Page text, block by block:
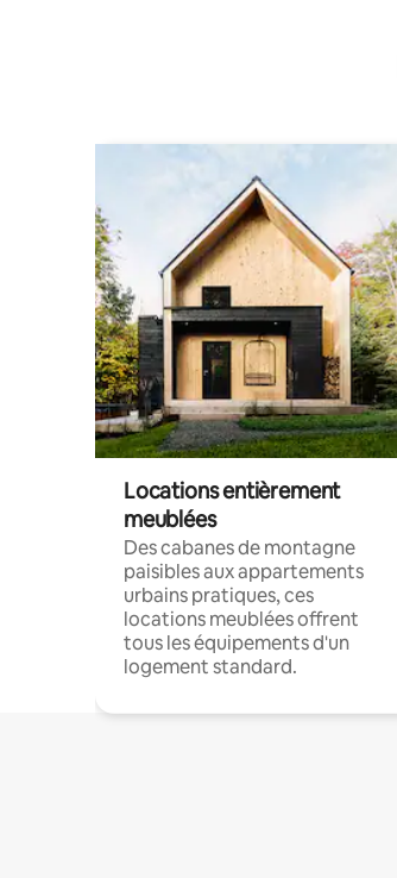
Locations entièrement
meublées
Des cabanes de montagne
paisibles aux appartements
urbains pratiques, ces
locations meublées offrent
tous les équipements d'un
logement standard.